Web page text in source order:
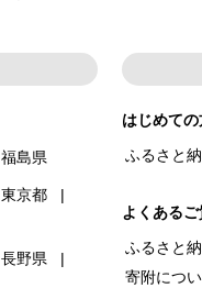
福島県
東京都
長野県
はじめて
ふるさと
よくあるご
ふるさと
寄附につ